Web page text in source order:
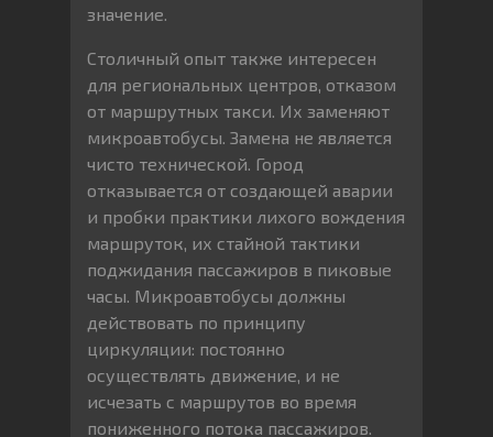
значение.
Столичный опыт также интересен
для региональных центров, отказом
от маршрутных такси. Их заменяют
микроавтобусы. Замена не является
чисто технической. Город
отказывается от создающей аварии
и пробки практики лихого вождения
маршруток, их стайной тактики
поджидания пассажиров в пиковые
часы. Микроавтобусы должны
действовать по принципу
циркуляции: постоянно
осуществлять движение, и не
исчезать с маршрутов во время
пониженного потока пассажиров.